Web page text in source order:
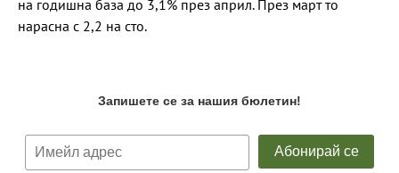
на годишна база до 3,1% през април. През март то
нарасна с 2,2 на сто.